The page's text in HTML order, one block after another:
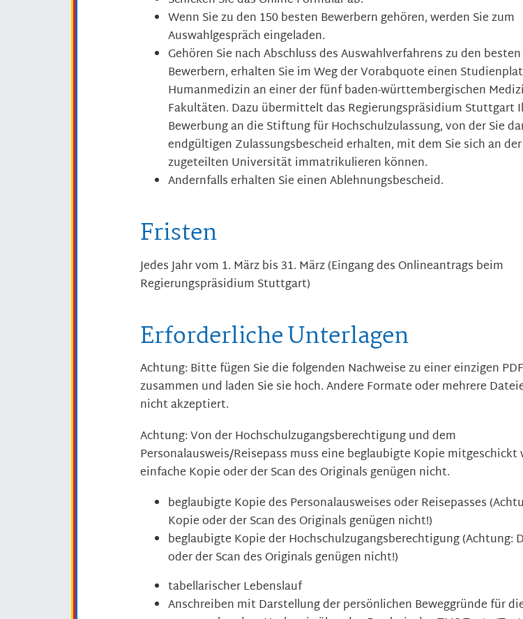
Wenn Sie zu den 150 besten Bewerbern gehören, werden Sie zum
Auswahlgespräch eingeladen.
Gehören Sie nach Abschluss des Auswahlverfahrens zu den
Bewerbern, erhalten Sie im Weg der Vorabquote einen
Humanmedizin an einer der fünf baden-württembergischen
Fakultäten. Dazu übermittelt das Regierungspräsidium Stuttgart
Bewerbung an die Stiftung für Hochschulzulassung, von der Sie
endgültigen Zulassungsbescheid erhalten, mit dem Sie sich an
zugeteilten Universität immatrikulieren können.
Andernfalls erhalten Sie einen Ablehnungsbescheid.
Fristen
Jedes Jahr vom 1. März bis 31. März (Eingang des Onlineantrags beim
Regierungspräsidium Stuttgart)
Erforderliche Unterlagen
Achtung: Bitte fügen Sie die folgenden Nachweise zu einer einzigen
zusammen und laden Sie sie hoch. Andere Formate oder mehrere
nicht akzeptiert.
Achtung: Von der Hochschulzugangsberechtigung und dem
Personalausweis/Reisepass muss eine beglaubigte Kopie mitgeschickt
einfache Kopie oder der Scan des Originals genügen nicht.
beglaubigte Kopie des Personalausweises oder Reisepasses
Kopie oder der Scan des Originals genügen nicht!)
beglaubigte Kopie der Hochschulzugangsberechtigung (Achtung:
oder der Scan des Originals genügen nicht!)
tabellarischer Lebenslauf
Anschreiben mit Darstellung der persönlichen Beweggründe für